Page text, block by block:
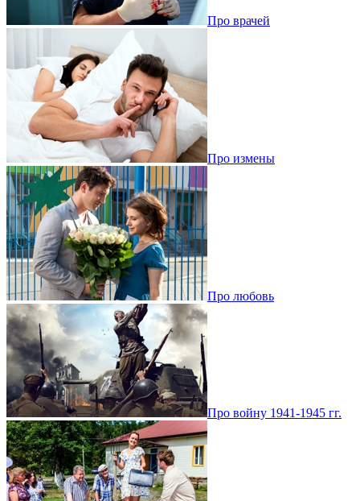
Про врачей
Про измены
Про любовь
Про войну 1941-1945 гг.